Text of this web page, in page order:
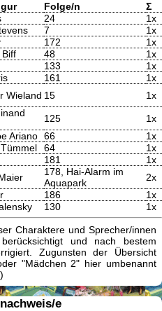
Folge/n
Σ
24
1x
7
1x
172
1x
48
1x
133
1x
161
1x
Wieland 15 1x
125
1x
Ariano 66
1x
64
1x
181
1x
178, Hai-Alarm im
Aquapark
2x
186
1x
130 1x
Charaktere und Sprecher/innen
und nach bestem
Zugunsten der Übersicht
"Mädchen 2" hier umbenannt
e